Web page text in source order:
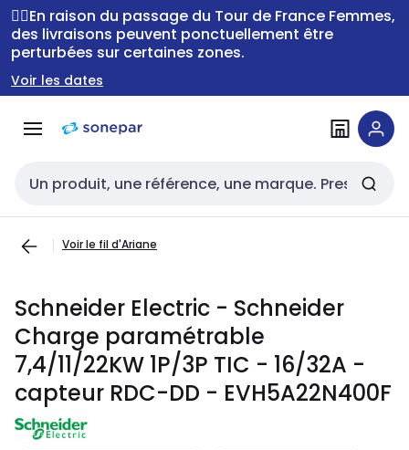
Passer à la
navigation
Passer
au
contenu
🚴‍♂️En raison du passage du Tour de France Femmes,
des livraisons peuvent ponctuellement être
perturbées sur certaines zones.
Voir les dates
Entrée de recherche
Voir le fil d'Ariane
Schneider Electric - Schneider
Charge paramétrable
7,4/11/22KW 1P/3P TIC - 16/32A -
capteur RDC-DD - EVH5A22N400F